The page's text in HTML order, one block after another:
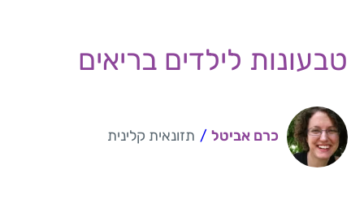
טבעונות לילדים בריאים
כרם אביטל / תזונאית קלינית